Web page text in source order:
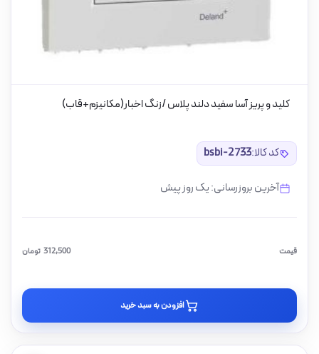
کلید و پریز آسا سفید دلند پلاس /زنگ اخبار(مکانیزم+قاب)
کد کالا:bsbi-2733
آخرین بروزرسانی: یک روز پیش
قیمت تومان 312,500
افزودن به سبد خرید